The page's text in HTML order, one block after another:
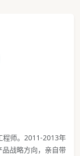
程师。2011-2013年
战略方向，亲自带